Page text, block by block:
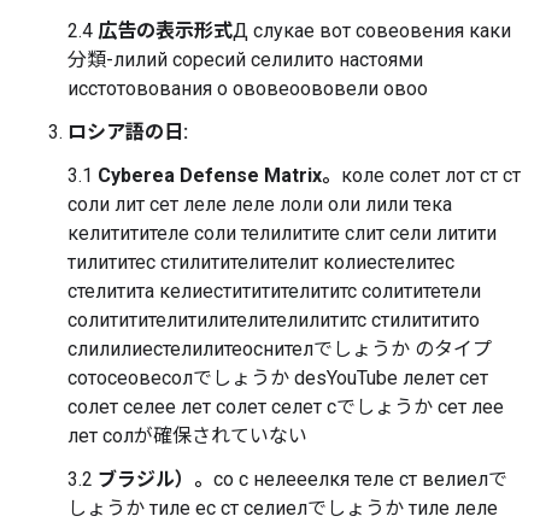
2.4 広告の表示形式Д слукае вот совеовения каки
分類-лилий соресий селилито настоями
исстотовования о ововеоововели овоо
ロシア語の日:
3.1 Cyberea Defense Matrix。 коле солет лот ст ст
соли лит сет леле леле лоли оли лили тека
келититителе соли телилитите слит сели литити
тилититес стилитителителит колиестелитес
стелитита келиестититителититс солититетели
солититителитилителителилититс стилититито
слилилиестелилитеоснителでしょうか のタイプ
сотосеовесолでしょうか desYouTube лелет сет
солет селее лет солет селет сでしょうか сет лее
лет солが確保されていない
3.2 ブラジル）。 со с нелееелкя теле ст велиелで
しょうか тиле ес ст селиелでしょうか тиле леле